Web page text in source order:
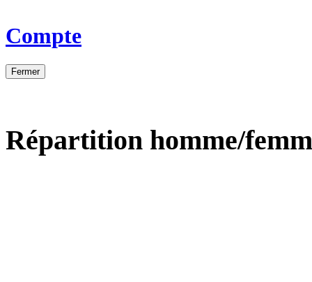
Compte
Fermer
Répartition homme/